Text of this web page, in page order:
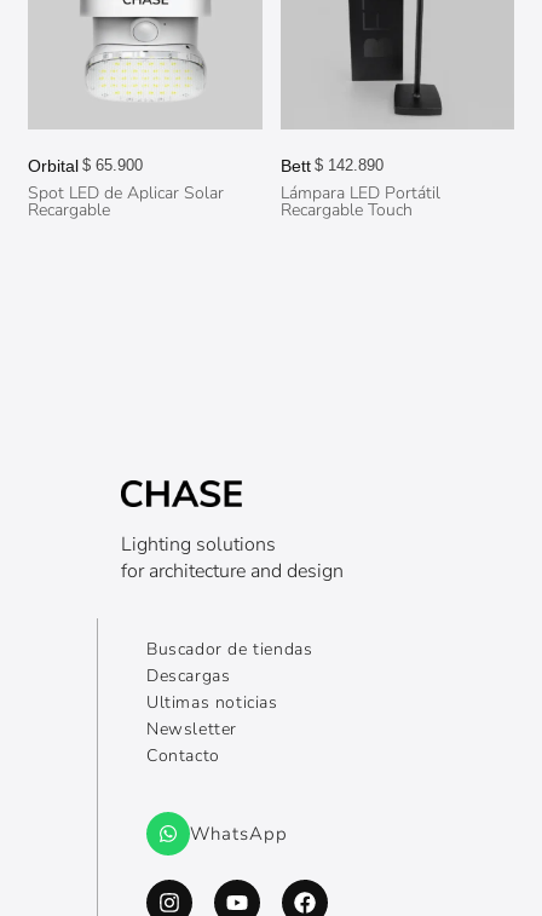
Orbital $ 65.900
Spot LED de Aplicar Solar
Recargable
Bett $142.890
Lámpara LED Portátil
Recargable Touch
Lighting solutions
for architecture and design
Buscador de tiendas
Descargas
Ultimas noticias
Newsletter
Contacto
WhatsApp